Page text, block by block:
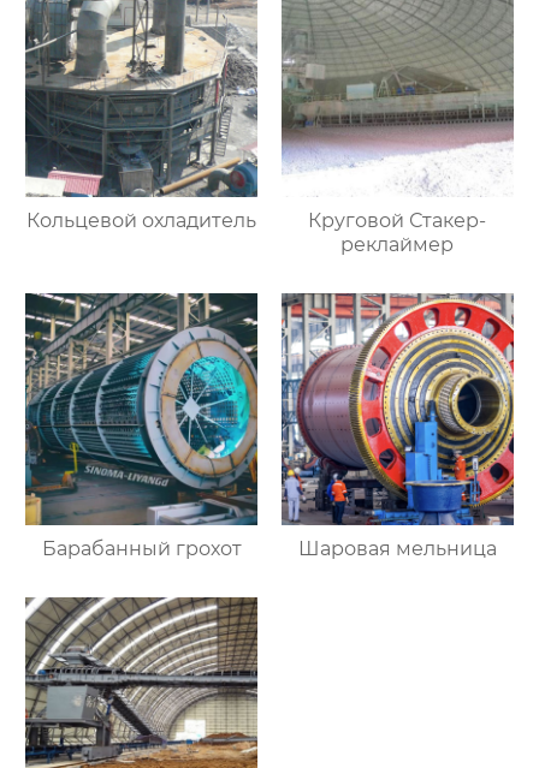
Кольцевой охладитель
Круговой Стакер-
реклаймер
Барабанный грохот Шаровая мельница